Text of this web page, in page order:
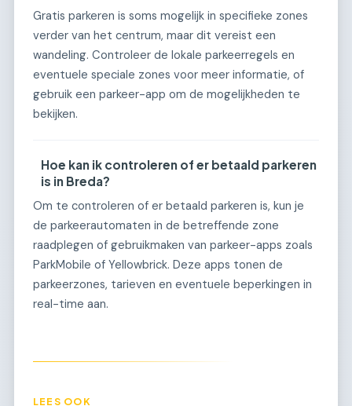
Gratis parkeren is soms mogelijk in specifieke zones
verder van het centrum, maar dit vereist een
wandeling. Controleer de lokale parkeerregels en
eventuele speciale zones voor meer informatie, of
gebruik een parkeer-app om de mogelijkheden te
bekijken.
Hoe kan ik controleren of er betaald parkeren
is in Breda?
Om te controleren of er betaald parkeren is, kun je
de parkeerautomaten in de betreffende zone
raadplegen of gebruikmaken van parkeer-apps zoals
ParkMobile of Yellowbrick. Deze apps tonen de
parkeerzones, tarieven en eventuele beperkingen in
real-time aan.
LEES OOK